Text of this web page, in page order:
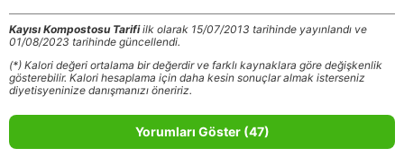
Kayısı Kompostosu Tarifiilk olarak 15/07/2013 tarihinde yayınlandı ve
01/08/2023 tarihinde güncellendi.
(*) Kalori değeri ortalama bir değerdir ve farklı kaynaklara göre değişkenlik
gösterebilir. Kalori hesaplama için daha kesin sonuçlar almak isterseniz
diyetisyeninize danışmanızı öneririz.
Yorumları Göster (47)